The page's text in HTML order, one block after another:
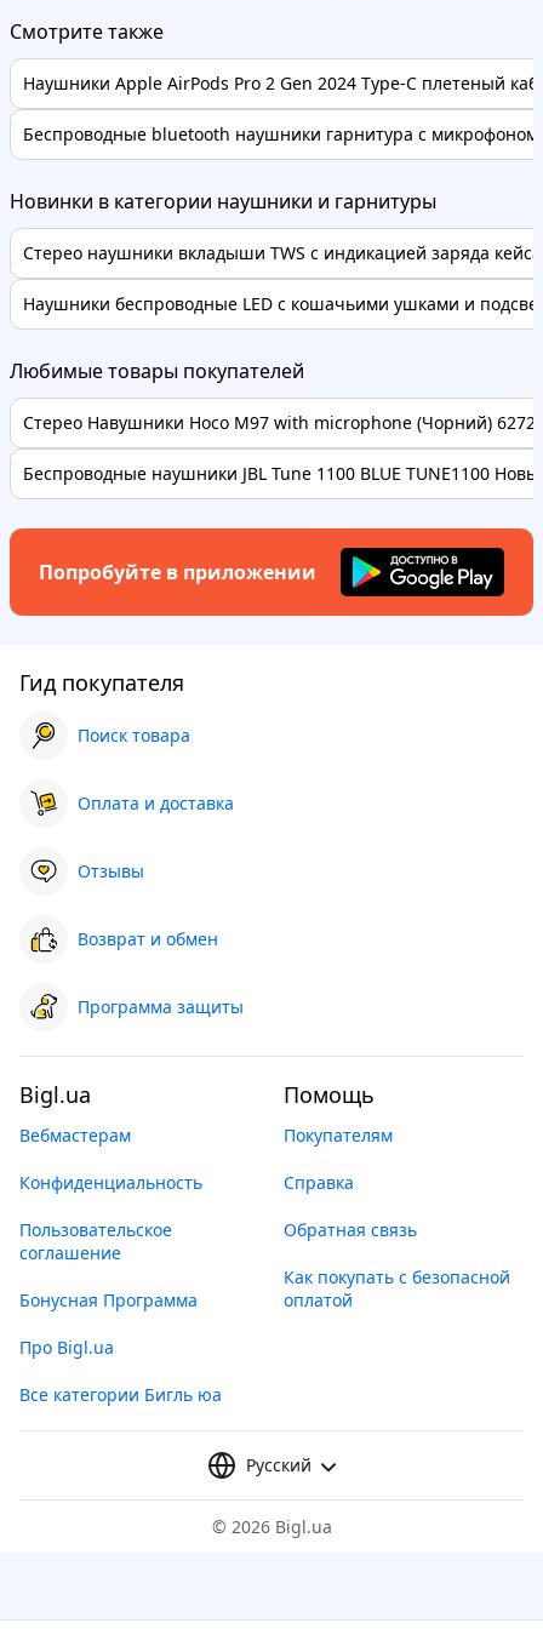
Смотрите также
Наушники Apple AirPods Pro 2 Gen 2024 Type-C плетеный
Беспроводные bluetooth наушники гарнитура с микрофоном
Новинки в категории наушники и гарнитуры
Стерео наушники вкладыши TWS с индикацией заряда
Наушники беспроводные LED с кошачьими ушками и
Любимые товары покупателей
Стерео Навушники Hoco M97 with microphone (Чорний)
Беспроводные наушники JBL Tune 1100 BLUE TUNE1100
Попробуйте в приложении
Гид покупателя
Поиск товара
Оплата и доставка
Отзывы
Возврат и обмен
Программа защиты
Bigl.ua
Вебмастерам
Конфиденциальность
Пользовательское
соглашение
Бонусная Программа
Про Bigl.ua
Все категории Бигль юа
Помощь
Покупателям
Справка
Обратная связь
Как покупать с безопасной
оплатой
Русский
© 2026 Bigl.ua